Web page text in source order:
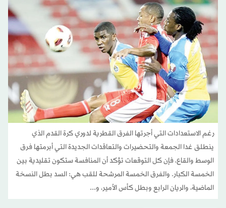
رغم الاستعدادات التي أجرتها الفرق القطرية لدوري كرة القدم الذي
ينطلق غدا الجمعة والتحضيرات والتعاقدات الجديدة التي أبرمتها فرق
الوسط والقاع، فإن كل التوقعات تؤكد أن المنافسة ستكون تقليدية بين
الخمسة الكبار. والفرق الخمسة المرشحة للقب هي: السد بطل النسخة
الماضية، والريان الرابع وبطل كأس الأمير، و...